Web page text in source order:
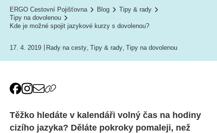
ERGO Cestovní Pojišťovna Blog
Tipy & rady
Tipy na dovolenou
Kde je možné spojit jazykové kurzy s dovolenou?
17. 4. 2019 Rady na cesty, Tipy & rady, Tipy na dovolenou
Těžko hledáte v kalendáři volný čas na hodiny
cizího jazyka? Děláte pokroky pomaleji, než